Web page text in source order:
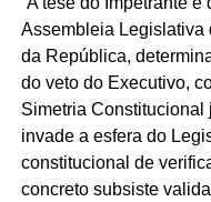
Assembleia Legislativa
da República,
do veto do Executivo,
Simetria
invade a esfera do
constitucional de
concreto subsiste